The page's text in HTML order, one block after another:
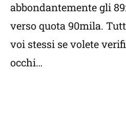
abbondantemente gli
verso quota 90mila.
voi stessi se volete
occhi…